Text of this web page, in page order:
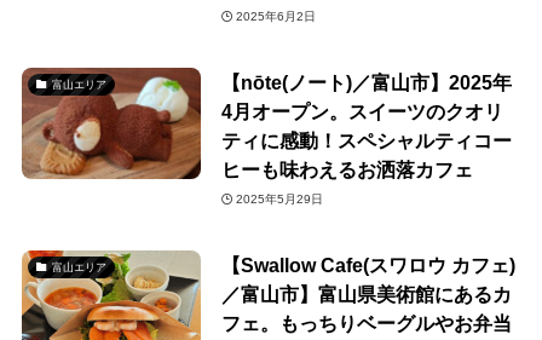
2025年6月2日
富山エリア
【nōte(ノート)／富山市】2025年
4月オープン。スイーツのクオリ
ティに感動！スペシャルティコー
ヒーも味わえるお洒落カフェ
2025年5月29日
富山エリア
【Swallow Cafe(スワロウ カフェ)
／富山市】富山県美術館にあるカ
フェ。もっちりベーグルやお弁当